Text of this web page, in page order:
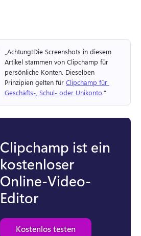
„Achtung!Die Screenshots in diesem
Artikel stammen von Clipchamp für
persönliche Konten. Dieselben
Prinzipien gelten für Clipchamp für
Geschäfts-, Schul- oder Unikonto.“
Clipchamp ist ein
kostenloser
Online-Video-
Editor
Kostenlos testen